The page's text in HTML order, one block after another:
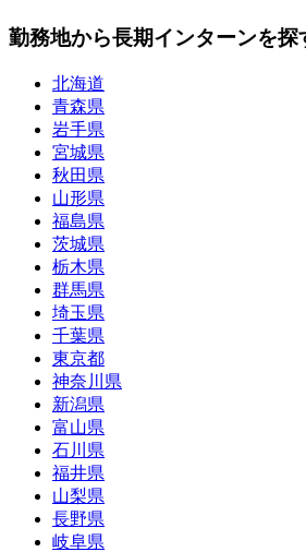
勤務地から長期インターンを探
北海道
青森県
岩手県
宮城県
秋田県
山形県
福島県
茨城県
栃木県
群馬県
埼玉県
千葉県
東京都
神奈川県
新潟県
富山県
石川県
福井県
山梨県
長野県
岐阜県